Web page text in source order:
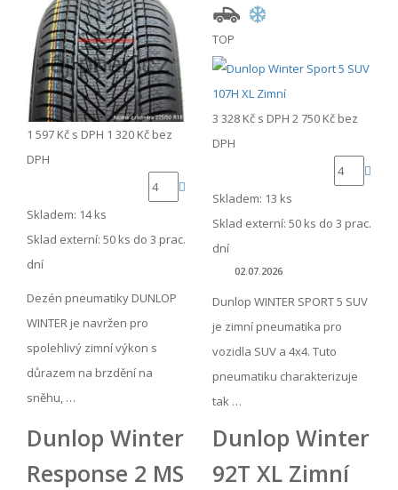
1 597 Kč s DPH 1 320 Kč bez
DPH
Skladem: 14 ks
Sklad externí: 50 ks do 3 prac.
dní
Dezén pneumatiky DUNLOP
WINTER je navržen pro
spolehlivý zimní výkon s
důrazem na brzdění na
sněhu, …
TOP
3 328 Kč s DPH 2 750 Kč bez
DPH
Skladem: 13 ks
Sklad externí: 50 ks do 3 prac.
dní
02.07.2026
Dunlop WINTER SPORT 5 SUV
je zimní pneumatika pro
vozidla SUV a 4x4. Tuto
pneumatiku charakterizuje
tak …
Dunlop Winter
Response 2 MS
Dunlop Winter
92T XL Zimní